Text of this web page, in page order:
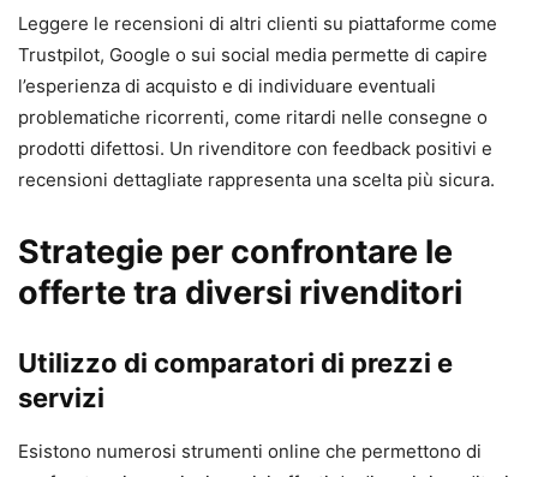
Leggere le recensioni di altri clienti su piattaforme come
Trustpilot, Google o sui social media permette di capire
l’esperienza di acquisto e di individuare eventuali
problematiche ricorrenti, come ritardi nelle consegne o
prodotti difettosi. Un rivenditore con feedback positivi e
recensioni dettagliate rappresenta una scelta più sicura.
Strategie per confrontare le
offerte tra diversi rivenditori
Utilizzo di comparatori di prezzi e
servizi
Esistono numerosi strumenti online che permettono di